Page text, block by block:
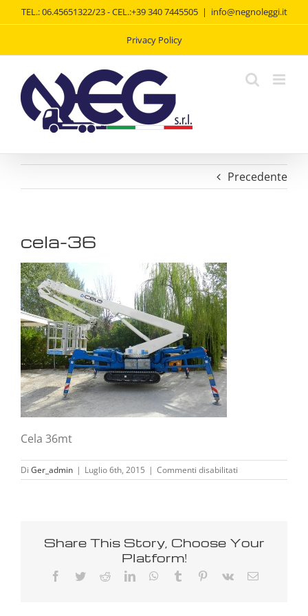
Salta
al
TEL.: 06.45651322/23 - CEL.:+39 340 7445505 | info@negnoleggi.it
Privacy Policy
Precedente
cela-36
Cela 36mt
Di Ger_admin | Luglio 6th, 2015 | Commenti disabilitati
cela-
Share This Story, Choose Your
Platform!
Facebook
TwitterRedditLinkedInWhatsApp
Tumblr Pinterest
Vk Email